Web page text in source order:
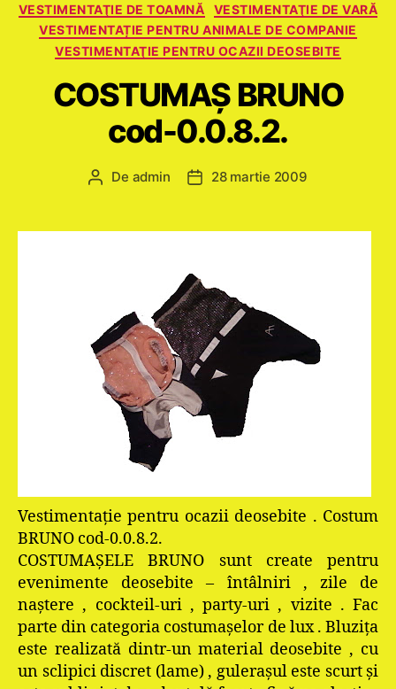
VESTIMENTAŢIE DE TOAMNĂ
VESTIMENTAŢIE DE VARĂ
VESTIMENTAȚIE PENTRU ANIMALE DE COMPANIE
VESTIMENTAŢIE PENTRU OCAZII DEOSEBITE
COSTUMAŞ BRUNO
cod-0.0.8.2.
Autor
De admin
Dată28 martie 2009
Vestimentaţie pentru ocazii deosebite . Costum
BRUNO cod-0.0.8.2.
COSTUMAŞELE BRUNO sunt create pentru
evenimente deosebite – întâlniri , zile de
naştere , cockteil-uri , party-uri , vizite . Fac
parte din categoria costumaşelor de lux . Bluziţa
este realizată dintr-un material deosebite , cu
un sclipici discret (lame) , guleraşul este scurt şi